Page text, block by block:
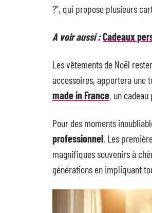
?”, qui propose plusieurs
A voir aussi :Cadeaux
Les vêtements de Noël
accessoires, apportera une
made in France, un
Pour des moments
professionnel. Les
magnifiques souvenirs à
générations en impliquant